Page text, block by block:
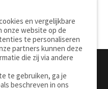
deze site
en vergelijkbare
onze website op de
te personaliseren
partners kunnen deze
die zij via andere
te gebruiken, ga je
beschreven in ons